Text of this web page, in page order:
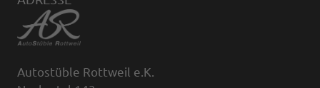
Autostüble Rottweil e.K.